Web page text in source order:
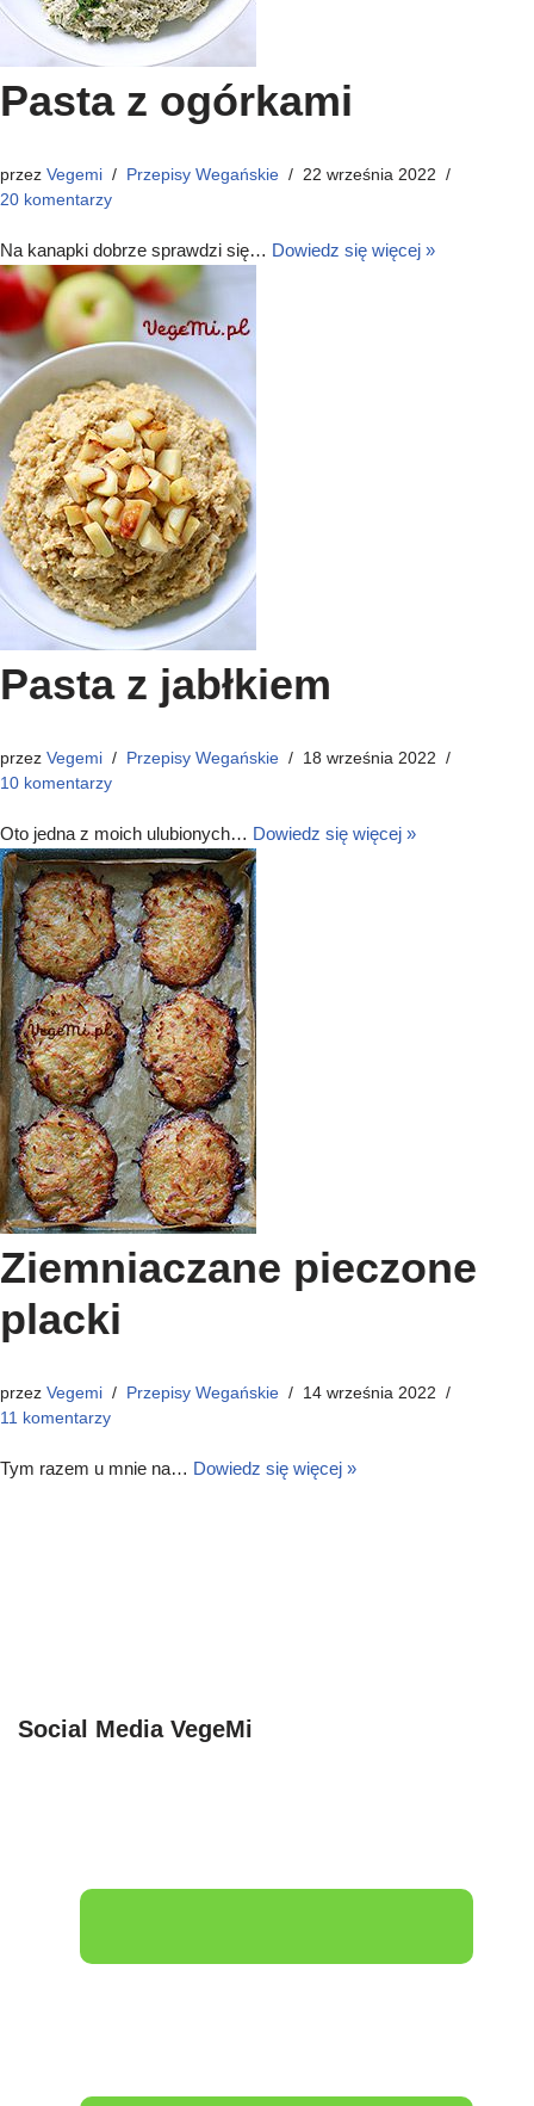
Pasta z ogórkami
przez Vegemi Przepisy Wegańskie
22 września 2022
20 komentarzy
Na kanapki dobrze sprawdzi się… Dowiedz się więcej »
Pasta z jabłkiem
przez Vegemi Przepisy Wegańskie
18 września 2022
10 komentarzy
Oto jedna z moich ulubionych… Dowiedz się więcej »
Ziemniaczane pieczone
placki
przez Vegemi Przepisy Wegańskie
14 września 2022
11 komentarzy
Tym razem u mnie na… Dowiedz się więcej »
Social Media VegeMi